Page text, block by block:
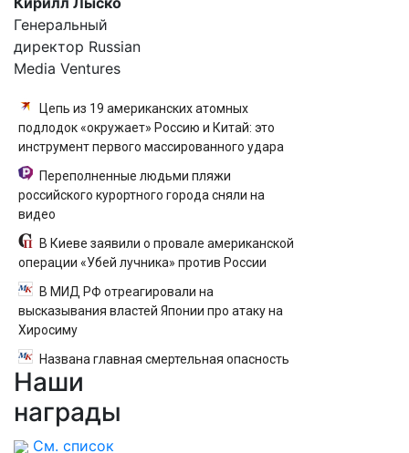
Генеральный
директор Russian
Media Ventures
Цепь из 19 американских атомных
подлодок «окружает» Россию и Китай: это
инструмент первого массированного удара
Переполненные людьми пляжи
российского курортного города сняли на
видео
В Киеве заявили о провале американской
операции «Убей лучника» против России
В МИД РФ отреагировали на
высказывания властей Японии про атаку на
Хиросиму
Названа главная смертельная опасность
секса
Наши
награды
См. список